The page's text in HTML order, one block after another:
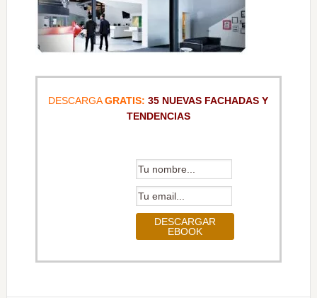
DESCARGAGRATIS: 35 NUEVAS FACHADAS Y
TENDENCIAS